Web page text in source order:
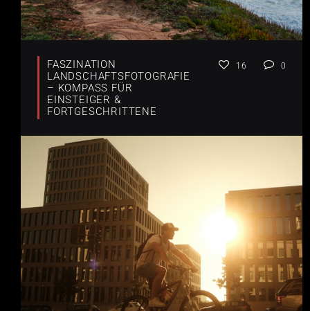
FASZINATION
LANDSCHAFTSFOTOGRAFIE
– KOMPASS FÜR
EINSTEIGER &
FORTGESCHRITTENE
16 0